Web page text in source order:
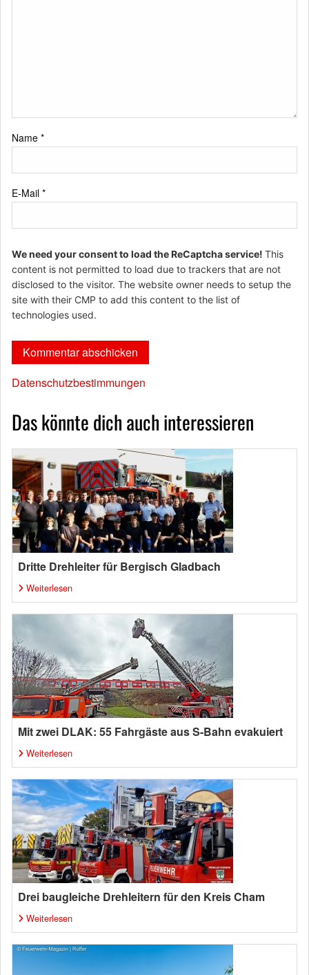
Name *
E-Mail *
We need your consent to load the ReCaptcha service! This
content is not permitted to load due to trackers that are not
disclosed to the visitor. The website owner needs to setup the
site with their CMP to add this content to the list of
technologies used.
Datenschutzbestimmungen
Das könnte dich auch interessieren
Dritte Drehleiter für Bergisch Gladbach
Weiterlesen
Mit zwei DLAK: 55 Fahrgäste aus S-Bahn evakuiert
Weiterlesen
Drei baugleiche Drehleitern für den Kreis Cham
Weiterlesen